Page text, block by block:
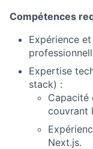
Compétences
Expérience
Expertise
stack) :
Capacité
couvrant
Next.js.